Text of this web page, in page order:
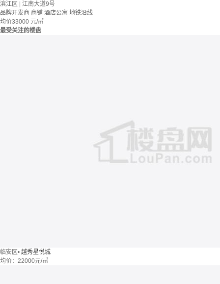
滨江区 | 江南大道9号
品牌开发商 商铺 酒店公寓 地铁沿线
均价33000 元/㎡
最受关注的楼盘
临安区• 越秀星悦城
均价： 22000元/㎡